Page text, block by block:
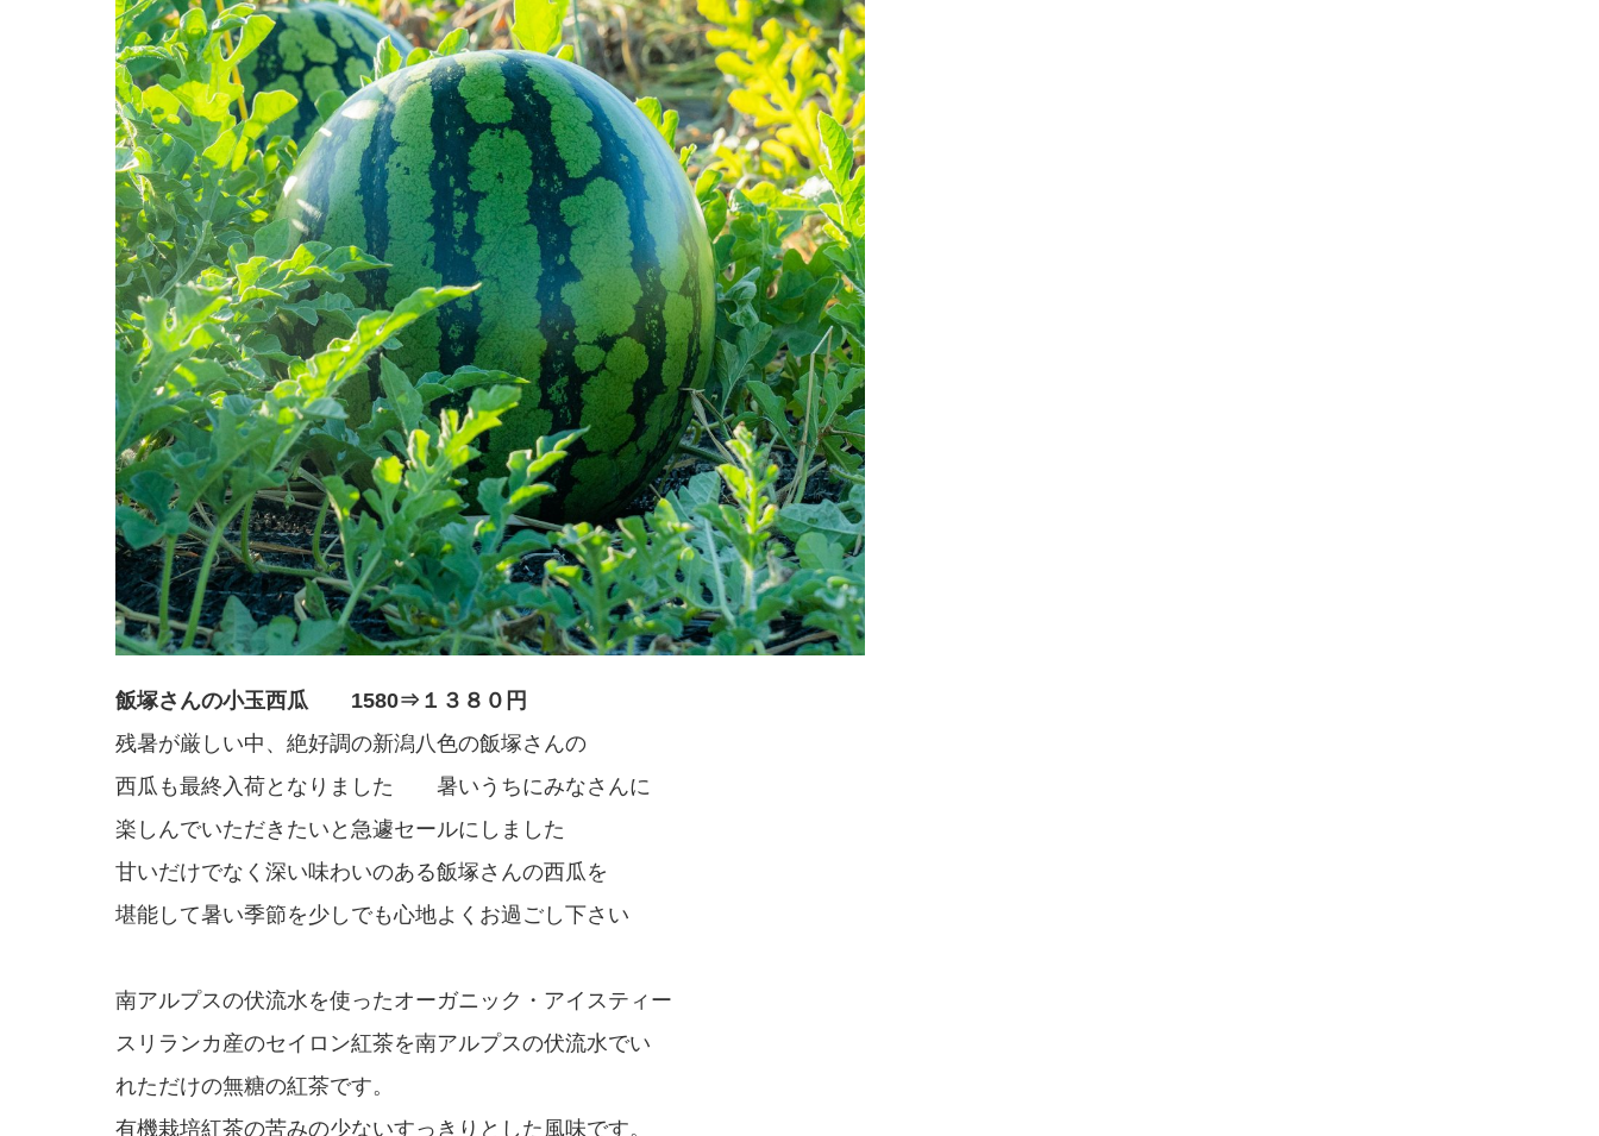
飯塚さんの小玉西瓜 1580⇒１３８０円
残暑が厳しい中、絶好調の新潟八色の飯塚さんの
西瓜も最終入荷となりました 暑いうちにみなさんに
楽しんでいただきたいと急遽セールにしました
甘いだけでなく深い味わいのある飯塚さんの西瓜を
堪能して暑い季節を少しでも心地よくお過ごし下さい
南アルプスの伏流水を使ったオーガニック・アイスティー
スリランカ産のセイロン紅茶を南アルプスの伏流水でい
れただけの無糖の紅茶です。
有機栽培紅茶の苦みの少ないすっきりとした風味です。